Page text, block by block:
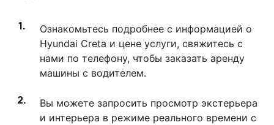
Ознакомьтесь подробнее с информацией о
Hyundai Creta и цене услуги, свяжитесь с
нами по телефону, чтобы заказать аренду
машины с водителем.
Вы можете запросить просмотр экстерьера
и интерьера в режиме реального времени с